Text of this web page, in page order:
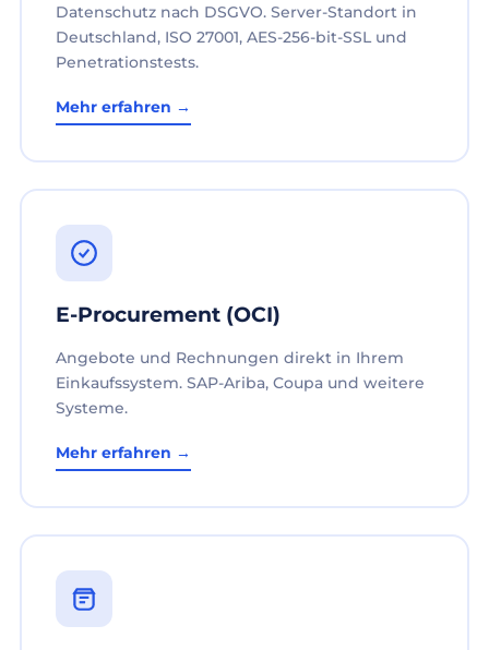
Datenschutz nach DSGVO. Server-Standort in
Deutschland, ISO 27001, AES-256-bit-SSL und
Penetrationstests.
Mehr erfahren →
E-Procurement (OCI)
Angebote und Rechnungen direkt in Ihrem
Einkaufssystem. SAP-Ariba, Coupa und weitere
Systeme.
Mehr erfahren →